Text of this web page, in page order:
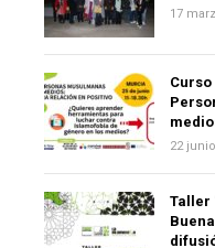
17
22
Taller